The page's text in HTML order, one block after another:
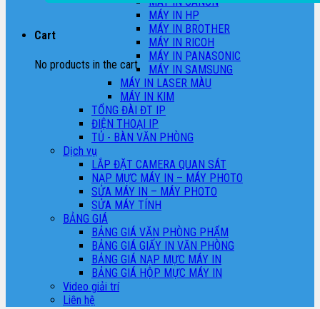
Cart
No products in the cart.
MÁY IN HP
MÁY IN BROTHER
MÁY IN RICOH
MÁY IN PANASONIC
MÁY IN SAMSUNG
MÁY IN LASER MÀU
MÁY IN KIM
TỔNG ĐÀI ĐT IP
ĐIỆN THOẠI IP
TỦ - BÀN VĂN PHÒNG
Dịch vụ
LẮP ĐẶT CAMERA QUAN SÁT
NẠP MỰC MÁY IN – MÁY PHOTO
SỬA MÁY IN – MÁY PHOTO
SỬA MÁY TÍNH
BẢNG GIÁ
BẢNG GIÁ VĂN PHÒNG PHẨM
BẢNG GIÁ GIẤY IN VĂN PHÒNG
BẢNG GIÁ NẠP MỰC MÁY IN
BẢNG GIÁ HỘP MỰC MÁY IN
Video giải trí
Liên hệ